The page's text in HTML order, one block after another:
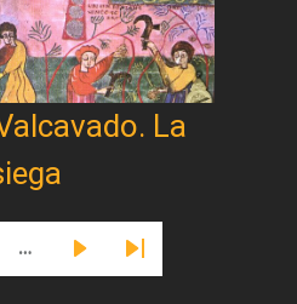
La
…
Siguiente página
Última página